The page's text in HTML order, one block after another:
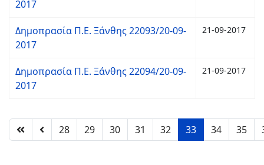
2017
Δημοπρασία Π.Ε. Ξάνθης 22093/20-09-
2017
21-09-2017
Δημοπρασία Π.Ε. Ξάνθης 22094/20-09-
2017
21-09-2017
28 29 30 31 32 33 34 35